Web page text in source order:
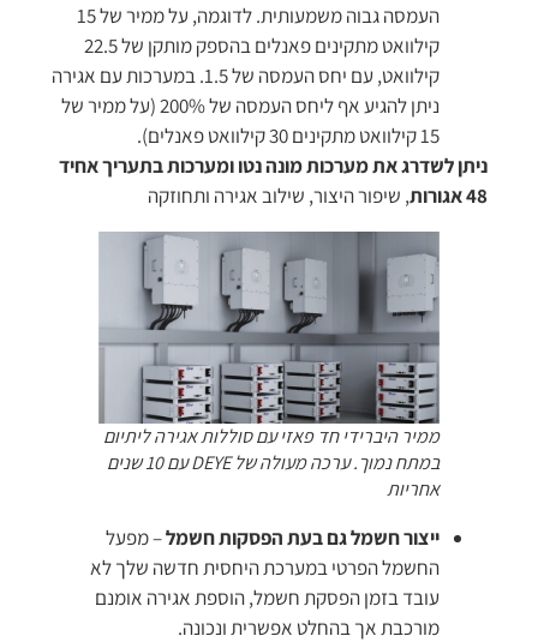
העמסה גבוה משמעותית. לדוגמה, על ממיר של 15
קילוואט מתקינים פאנלים בהספק מותקן של 22.5
קילוואט, עם יחס העמסה של 1.5. במערכות עם אגירה
ניתן להגיע אף ליחס העמסה של 200% (על ממיר של
15 קילוואט מתקינים 30 קילוואט פאנלים).
ניתן לשדרג את מערכות מונה נטו ומערכות בתעריך אחיד
48 אגורות
, שיפור היצור, שילוב אגירה ותחוזקה
ממיר היברידי חד פאזי עם סוללות אגירה ליתיום
במתח נמוך. ערכה מעולה של DEYE עם 10 שנים
אחריות
ייצור חשמל גם בעת הפסקות חשמל– מפעל
החשמל הפרטי במערכת היחסית חדשה שלך לא
עובד בזמן הפסקת חשמל, הוספת אגירה אומנם
מורכבת אך בהחלט אפשרית ונכונה.